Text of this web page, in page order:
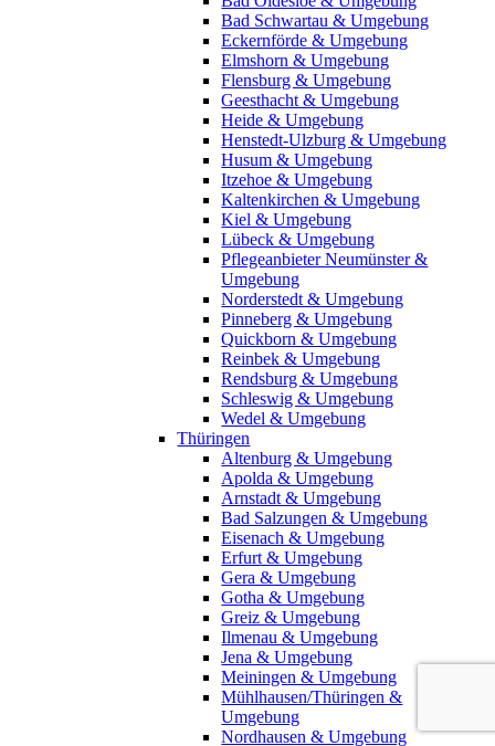
Bad Schwartau & Umgebung
Eckernförde & Umgebung
Elmshorn & Umgebung
Flensburg & Umgebung
Geesthacht & Umgebung
Heide & Umgebung
Henstedt-Ulzburg & Umgebung
Husum & Umgebung
Itzehoe & Umgebung
Kaltenkirchen & Umgebung
Kiel & Umgebung
Lübeck & Umgebung
Pflegeanbieter Neumünster &
Umgebung
Norderstedt & Umgebung
Pinneberg & Umgebung
Quickborn & Umgebung
Reinbek & Umgebung
Rendsburg & Umgebung
Schleswig & Umgebung
Wedel & Umgebung
Thüringen
Altenburg & Umgebung
Apolda & Umgebung
Arnstadt & Umgebung
Bad Salzungen & Umgebung
Eisenach & Umgebung
Erfurt & Umgebung
Gera & Umgebung
Gotha & Umgebung
Greiz & Umgebung
Ilmenau & Umgebung
Jena & Umgebung
Meiningen & Umgebung
Mühlhausen/Thüringen &
Umgebung
Nordhausen & Umgebung